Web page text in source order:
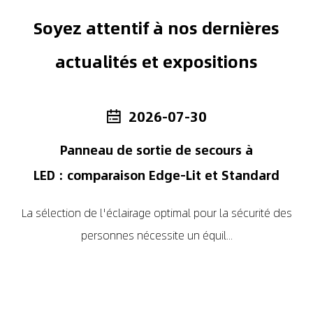
Soyez attentif à nos dernières
actualités et expositions
2026-07-30
Panneau de sortie de secours à
LED : comparaison Edge-Lit et Standard
La sélection de l'éclairage optimal pour la sécurité des
personnes nécessite un équil...